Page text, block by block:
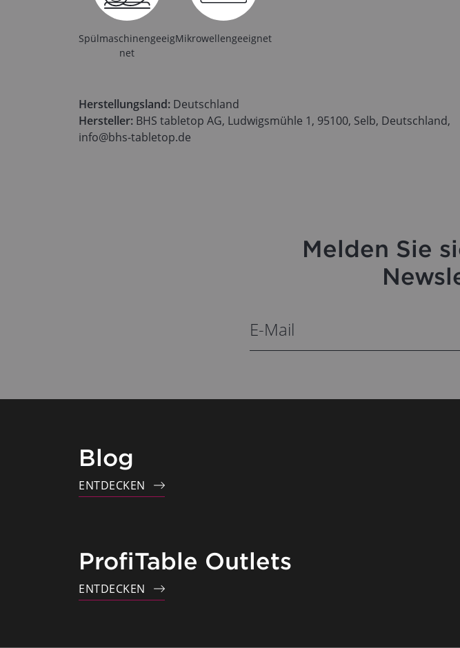
Spülmaschinengeeig
net
Mikrowellengeeignet
Herstellungsland: Deutschland
Hersteller: BHS tabletop AG, Ludwigsmühle 1, 95100, Selb, Deutschland,
info@bhs-tabletop.de
Melden Sie
Blog
ENTDECKEN
ProfiTable Outlets
ENTDECKEN